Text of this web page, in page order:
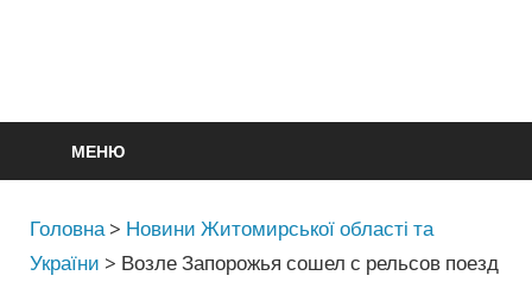
МЕНЮ
Головна > Новини Житомирської області та
України > Возле Запорожья сошел с рельсов поезд